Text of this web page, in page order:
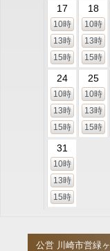
17
10時
13時
15時
18
10時
13時
15時
24
10時
13時
15時
25
10時
13時
15時
31
10時
13時
15時
公営 川崎市営緑